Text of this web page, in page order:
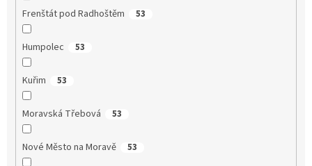
Frenštát pod Radhoštěm 53
Humpolec 53
Kuřim 53
Moravská Třebová 53
Nové Město na Moravě 53